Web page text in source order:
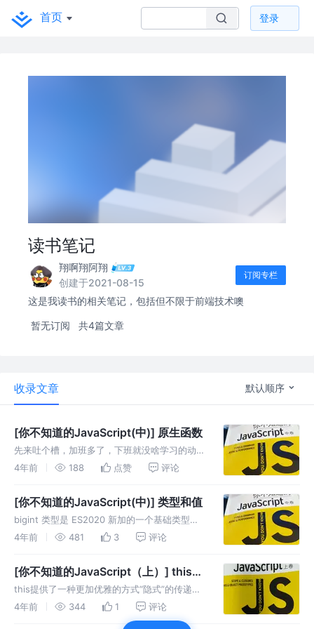
首页 登录
读书笔记
翔啊翔阿翔
创建于2021-08-15
订阅专栏
这是我读书的相关笔记，包括但不限于前端技术噢
暂无订阅 共4篇文章
收录文章 默认顺序
[你不知道的JavaScript(中)] 原生函数
先来吐个槽，加班多了，下班就没啥学习的动力
了，回来洗完澡之后只想躺床玩手机，而且因为
的工作，然后第二天的工作又不能高效完成，然
后又加班......进入了死循
4年前 188 点赞 评论
[你不知道的JavaScript(中)] 类型和值
bigint 类型是 ES2020 新加的一个基础类型，
用于解决 JS 以往超大数字精度丢失的问题，在
Number.MAX_SAFE_INTEGER
4年前 481 3 评论
[你不知道的JavaScript（上）] this和
原型对象读书笔记
this提供了一种更加优雅的方式“隐式”的传递一
个对象，因此API的设计会更加简洁，如果显式
传递上下文，随着项目越来越复杂会变得越来越
4年前 344 1 评论